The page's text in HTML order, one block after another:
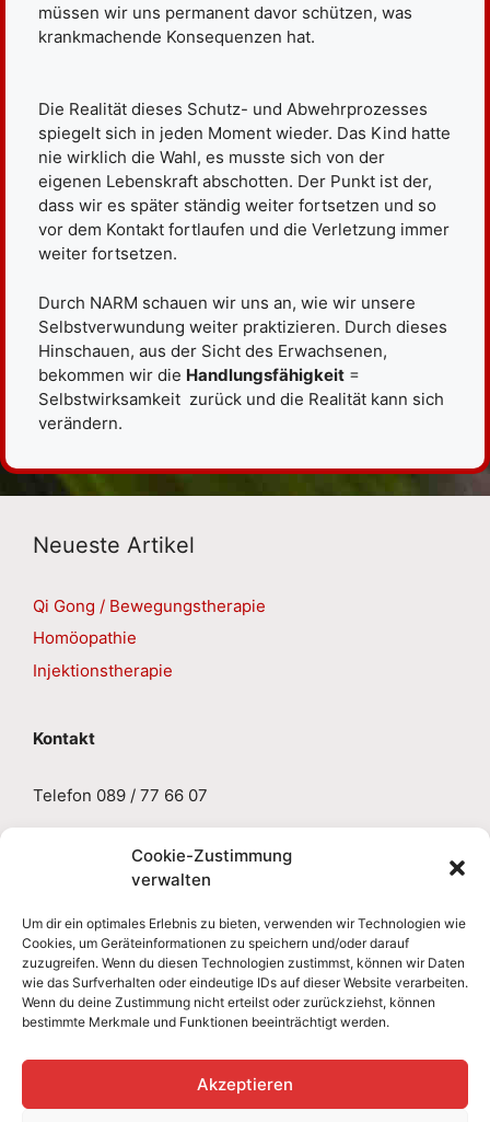
Cookie-Zustimmung
verwalten
Um dir ein optimales Erlebnis zu bieten, verwenden wir Technologien wie
Cookies, um Geräteinformationen zu speichern und/oder darauf
zuzugreifen. Wenn du diesen Technologien zustimmst, können wir Daten
wie das Surfverhalten oder eindeutige IDs auf dieser Website verarbeiten.
Wenn du deine Zustimmung nicht erteilst oder zurückziehst, können
bestimmte Merkmale und Funktionen beeinträchtigt werden.
Akzeptieren
müssen wir uns permanent davor schützen, was
krankmachende Konsequenzen hat.
Die Realität dieses Schutz- und Abwehrprozesses
spiegelt sich in jeden Moment wieder. Das Kind hatte
nie wirklich die Wahl, es musste sich von der
eigenen Lebenskraft abschotten. Der Punkt ist der,
dass wir es später ständig weiter fortsetzen und so
vor dem Kontakt fortlaufen und die Verletzung immer
weiter fortsetzen.
Durch NARM schauen wir uns an, wie wir unsere
Selbstverwundung weiter praktizieren. Durch dieses
Hinschauen, aus der Sicht des Erwachsenen,
bekommen wir die Handlungsfähigkeit =
Selbstwirksamkeit zurück und die Realität kann sich
verändern.
Neueste Artikel
Qi Gong / Bewegungstherapie
Homöopathie
Injektionstherapie
Kontakt
Telefon 089 / 77 66 07
sabine.gruseck@aol.de
Impressum
Datenschutzerklärung
Cookie-Richtlinie